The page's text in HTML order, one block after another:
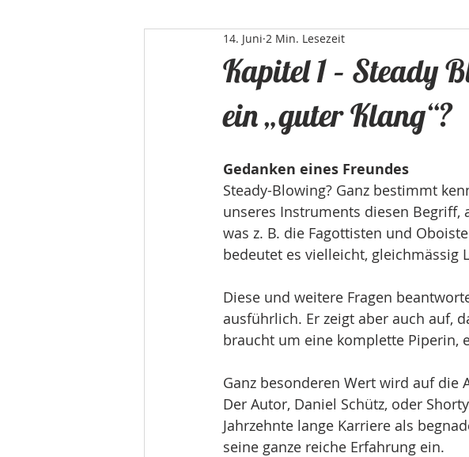
Kapitel 1 – Steady
ein „guter Klang“?
14. Juni 2 Min. Lesezeit
Gedanken eines Freundes
Steady-Blowing? Ganz bestimmt
unseres Instruments diesen Begriff,
was z. B. die Fagottisten und
bedeutet es vielleicht, gleichmässig
Diese und weitere Fragen
ausführlich. Er zeigt aber auch auf,
braucht um eine komplette Piperin,
Ganz besonderen Wert wird auf die
Der Autor, Daniel Schütz, oder
Jahrzehnte lange Karriere als
seine ganze reiche Erfahrung ein.